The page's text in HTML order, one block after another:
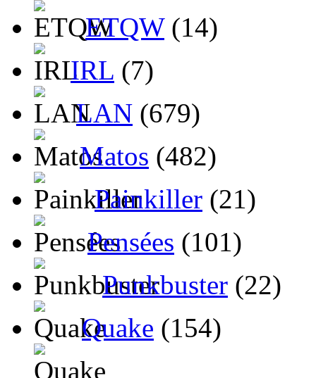
ETQW(14)
IRL (7)
LAN (679)
Matos (482)
Painkiller (21)
Pensées (101)
Punkbuster (22)
Quake (154)